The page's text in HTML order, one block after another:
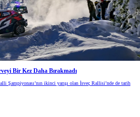
Bir Kez Daha Bırakmadı
Şampiyonası’nın ikinci yarışı olan İsveç Rallisi’nde de tarih